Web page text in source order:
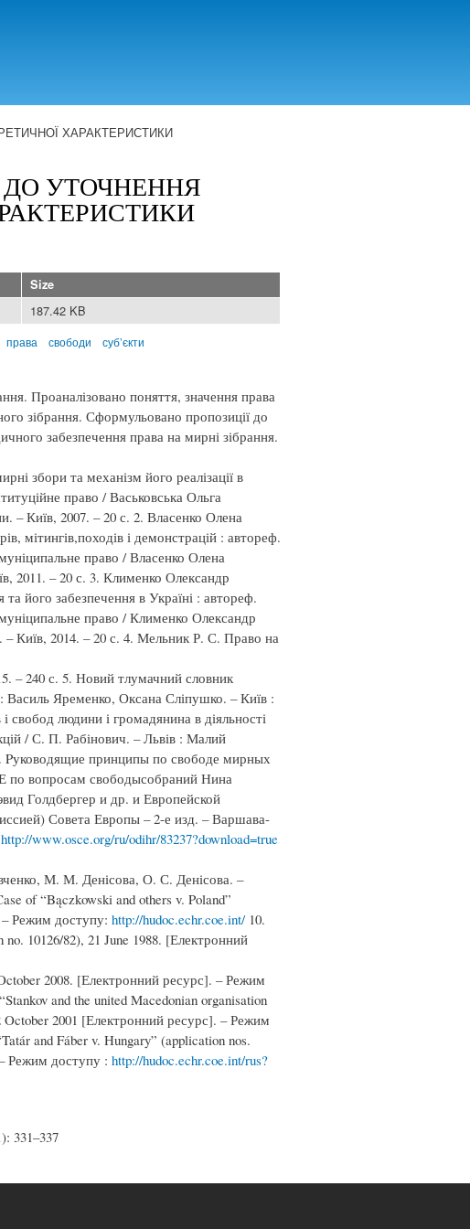
ХАРАКТЕРИСТИКИ
ДО УТОЧНЕННЯ
Size
187.42 KB
права свободи суб’єкти
Проаналізовано поняття, значення права
зібрання. Сформульовано пропозиції до
забезпечення права на мирні зібрання.
збори та механізм його реалізації в
право / Васьковська Ольга
– Київ, 2007. – 20 с. 2. Власенко Олена
мітингів,походів і демонстрацій : автореф.
право / Власенко Олена
2011. – 20 с. 3. Клименко Олександр
його забезпечення в Україні : автореф.
право / Клименко Олександр
– Київ, 2014. – 20 с. 4. Мельник Р. С. Право на
– 240 с. 5. Новий тлумачний словник
Василь Яременко, Оксана Сліпушко. – Київ :
свобод людини і громадянина в діяльності
/ С. П. Рабінович. – Львів : Малий
Pуководящие принципы по свободе мирных
по вопросам свободысобраний Нина
Голдбергер и др. и Европейской
Совета Европы – 2-е изд. – Варшава-
http://www.osce.org/ru/odihr/83237?download=true
М. М. Денісова, О. С. Денісова. –
of “Bączkowski and others v. Poland”
– Режим доступу: http://hudoc.echr.coe.int/10.
10126/82), 21 June 1988. [Електронний
2008. [Електронний ресурс]. – Режим
and the united Macedonian organisation
October 2001 [Електронний ресурс]. – Режим
and Fáber v. Hungary” (application nos.
Режим доступу : http://hudoc.echr.coe.int/rus?
331–337